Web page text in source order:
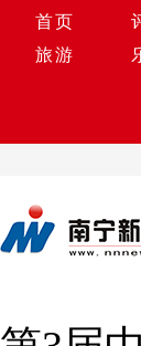
首页
旅游